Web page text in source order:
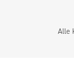
Alle